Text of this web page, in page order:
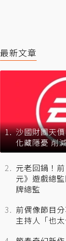
最新文章
沙國財團天
化藏隱憂 削
暴？
元老回鍋！
元》遊戲總
牌總監
前偶像節目
主持人「也太